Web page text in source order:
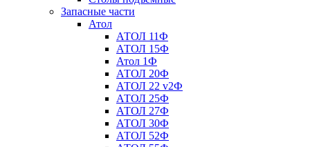
Запасные части
Атол
АТОЛ 11Ф
АТОЛ 15Ф
Атол 1Ф
АТОЛ 20Ф
АТОЛ 22 v2Ф
АТОЛ 25Ф
АТОЛ 27Ф
АТОЛ 30Ф
АТОЛ 52Ф